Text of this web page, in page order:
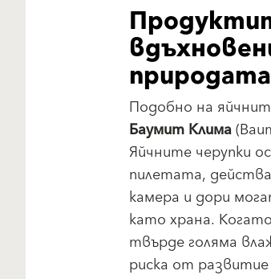
природата
Подобно на
Баумит Клима
Яйчните черупки
пилетата,
камера и дори
като храна.
твърде голяма
риска от развитие